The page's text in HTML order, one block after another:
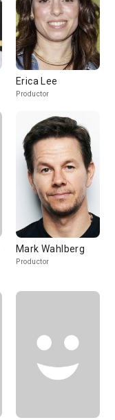
Erica Lee
Productor
Mark Wahlberg
Productor